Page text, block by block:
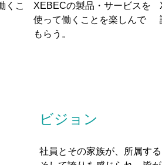
くこ
XEBECの製品・サービスを
使って働くことを楽しんで
もらう。
ビジョン
社員とその家族が、所属す